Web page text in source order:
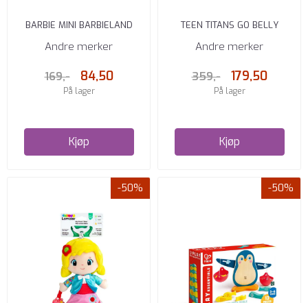
BARBIE MINI BARBIELAND
DREAMPLANE
Andre merker
169,- 84,50
På lager
Kjøp
TEEN TITANS GO BELLY
BUSTER BEAST BOY PLUSH 17
Andre merker
359,- 179,50
På lager
Kjøp
-50% -50%